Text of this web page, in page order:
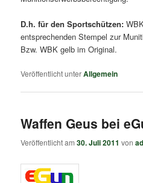
D.h. für den Sportschützen:
entsprechenden Stempel zur
Bzw. WBK gelb im Original.
Veröffentlicht unterAllgemein
Waffen Geus bei
Veröffentlicht am30. Juli 2011 von